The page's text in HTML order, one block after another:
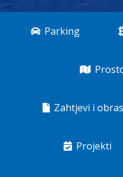
Parking
Zahtjevi i
Projekti